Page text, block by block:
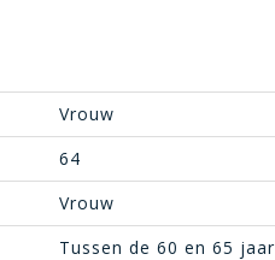
Vrouw
64
Vrouw
Tussen de 60 en 65 jaar